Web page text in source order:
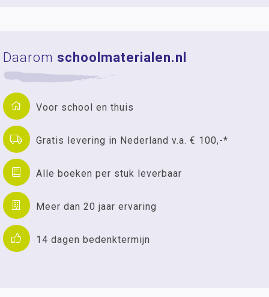
Daarom schoolmaterialen.nl
Voor school en thuis
Gratis levering in Nederland v.a. € 100,-*
Alle boeken per stuk leverbaar
Meer dan 20 jaar ervaring
14 dagen bedenktermijn